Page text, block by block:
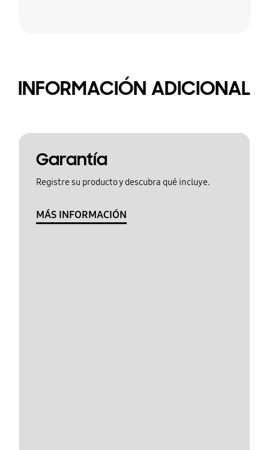
INFORMACIÓN ADICIONAL
Garantía
Registre su producto y descubra qué incluye.
MÁS INFORMACIÓN